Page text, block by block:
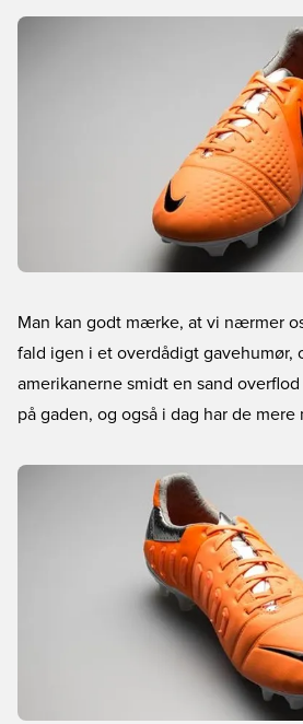
Man kan godt mærke, at vi nærmer
fald igen i et overdådigt gavehumør,
amerikanerne smidt en sand
på gaden, og også i dag har de mere